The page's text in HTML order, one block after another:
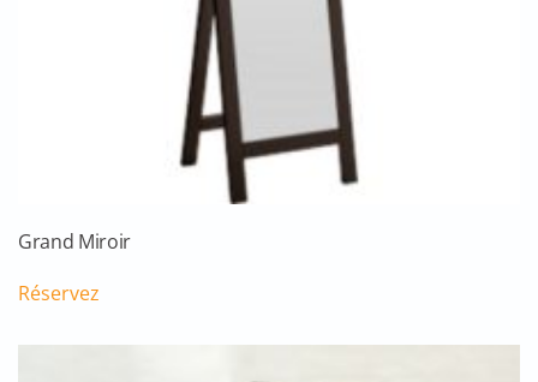
Grand Miroir
Réservez